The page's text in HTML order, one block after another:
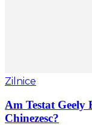
Zilnice
Am Testat
Chinezesc?